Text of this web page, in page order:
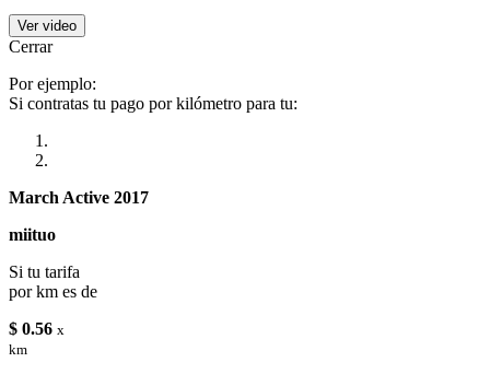
Ver video
Cerrar
Por ejemplo:
Si contratas tu pago por kilómetro para tu:
March Active 2017
miituo
Si tu tarifa
por km es de
$ 0.56 x
km